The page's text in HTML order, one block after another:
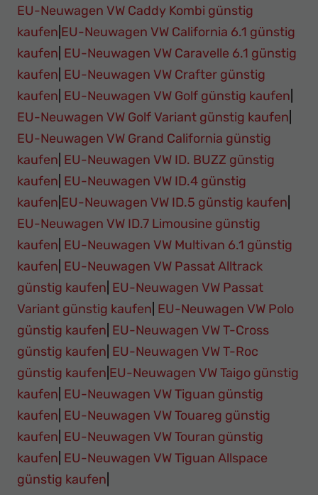
EU-Neuwagen VW Caddy Kombi günstig
kaufen EU-Neuwagen VW California 6.1 günstig
kaufen EU-Neuwagen VW Caravelle 6.1 günstig
kaufen EU-Neuwagen VW Crafter günstig
kaufen EU-Neuwagen VW Golf günstig kaufen
EU-Neuwagen VW Golf Variant günstig kaufen
EU-Neuwagen VW Grand California günstig
kaufen EU-Neuwagen VW ID. BUZZ günstig
kaufen EU-Neuwagen VW ID.4 günstig
kaufen EU-Neuwagen VW ID.5 günstig kaufen
EU-Neuwagen VW ID.7 Limousine günstig
kaufen EU-Neuwagen VW Multivan 6.1 günstig
kaufen EU-Neuwagen VW Passat Alltrack
günstig kaufen EU-Neuwagen VW Passat
Variant günstig kaufen EU-Neuwagen VW Polo
günstig kaufen EU-Neuwagen VW T-Cross
günstig kaufen EU-Neuwagen VW T-Roc
günstig kaufen EU-Neuwagen VW Taigo günstig
kaufen EU-Neuwagen VW Tiguan günstig
kaufen EU-Neuwagen VW Touareg günstig
kaufen EU-Neuwagen VW Touran günstig
kaufen EU-Neuwagen VW Tiguan Allspace
günstig kaufen